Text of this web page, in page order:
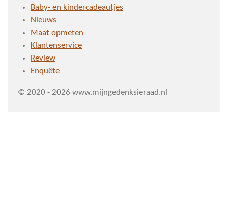
Baby- en kindercadeautjes
Nieuws
Maat opmeten
Klantenservice
Review
Enquête
© 2020 - 2026 www.mijngedenksieraad.nl